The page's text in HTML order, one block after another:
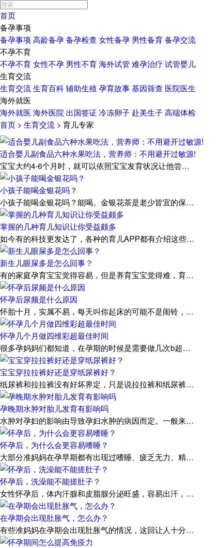
首页
备孕事项
备孕事项 高龄备孕备孕检查 女性备孕 男性备育备孕交流
不孕不育
不孕不育女性不孕 男性不育海外试管 难孕治疗 试管婴儿
生育交流
生育交流生育百科辅助生殖 孕育故事基因筛查 医院医生
海外就医
海外就医 海外医院 出国签证 冷冻卵子 赴美生子 高端体检
首页 > 生育交流 > 育儿专家
适合婴儿副食品六种水果吃法，营养师：不用避开过敏源!
宝宝大约4-6个月时，就可以依照宝宝发育状况让他尝…
小孩子能喝金银花吗？
小孩子能喝金银花吗？能喝。金银花茶是老少皆宜的保…
掌握的几种育儿知识让你受益颇多
如今有的科技更发达了，各种的育儿APP都有介绍这些…
新生儿眼屎多是怎么回事？
有的家庭孕育宝宝觉得容易，但是养育宝宝觉得难，育…
怀孕后尿频是什么原因
怀胎十月，实属不易，每天叫你起床的可能不是闹铃，…
怀孕几个月做四维彩超最佳时间
很多孕妈妈们都知道，在孕期的时候是需要做几次b超…
宝宝穿拉拉裤好还是穿纸尿裤好？
纸尿裤和拉拉裤没有好坏界定，只是说拉拉裤和纸尿裤…
孕晚期水肿对胎儿发育有影响吗
水肿对孕妇的影响由导致孕妇水肿的病因而定。一般来…
怀孕后，为什么会更容易嗜睡？
大部分准妈妈在孕早期都有出现过嗜睡、疲乏无力、精…
怀孕后，洗澡能不能搓肚子？
女性怀孕后，体内汗腺和皮脂腺分泌旺盛，容易出汗，…
在孕期会出现肚胀气，怎么办？
有些准妈妈在孕期会出现肚胀气的情况，这回让人十分…